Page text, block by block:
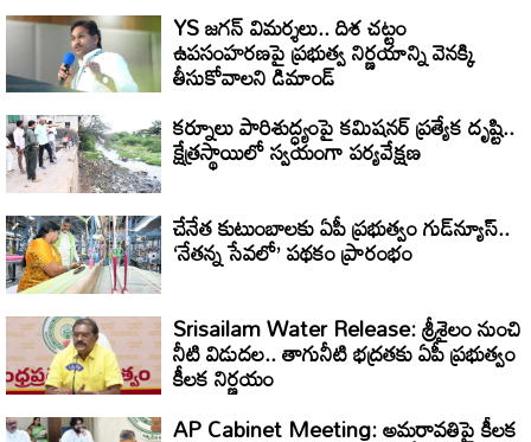
YS జగన్ విమర్శలు.. దిశ చట్టం
ఉపసంహరణపై ప్రభుత్వ నిర్ణయాన్ని వెనక్కి
తీసుకోవాలని డిమాండ్
కర్నూలు పారిశుద్ధ్యంపై కమిషనర్ ప్రత్యేక దృష్టి..
క్షేత్రస్థాయిలో స్వయంగా పర్యవేక్షణ
చేనేత కుటుంబాలకు ఏపీ ప్రభుత్వం గుడ్‌న్యూస్..
‘నేతన్న సేవలో’ పథకం ప్రారంభం
Srisailam Water Release: శ్రీశైలం నుంచి
నీటి విడుదల.. తాగునీటి భద్రతకు ఏపీ ప్రభుత్వం
కీలక నిర్ణయం
AP Cabinet Meeting: అమరావతిపై కీలక